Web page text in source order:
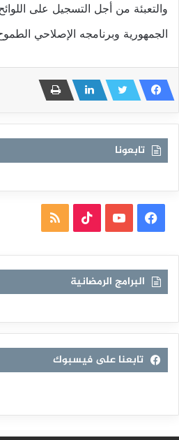
والتعبئة من أجل التسجيل على
الجمهورية وبرنامجه الإصلاحي
تابعونا
فيسبوكيوتيوب TikTokملخص
RSS
البرامج الرمضانية
تابعنا على فيسبوك